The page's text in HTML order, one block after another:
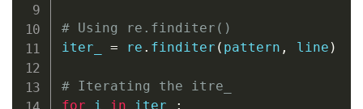
# Using re.finditer()
iter_ = re . finditer ( pattern , line )
# Iterating the itre_
for i in iter_
: